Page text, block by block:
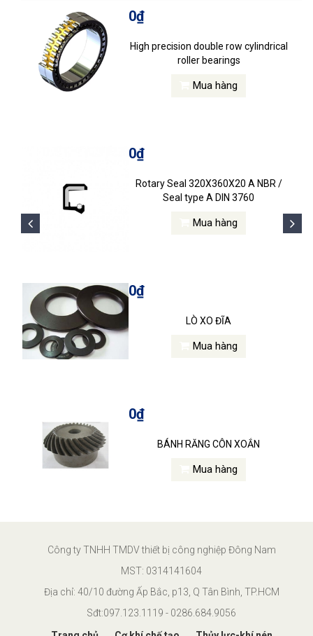
0₫
High precision double row cylindrical
Rotary Seal 320X360X20 A NBR /
Seal type A DIN 3760
0₫
BÁNH RĂNG CÔN XOẮN
Công ty TNHH TMDV thiết bị công nghiệp Đông Nam
MST: 0314141604
Địa chỉ: 40/10 đường Ấp Bắc, p13, Q Tân Bình, TP.HCM
Sđt:097.123.1119 - 0286.684.9056